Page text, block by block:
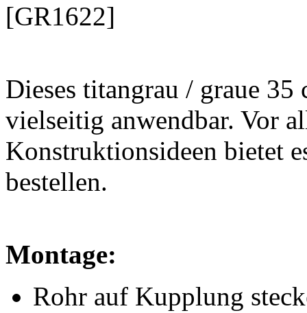
[GR1622]
Dieses titangrau / graue
vielseitig anwendbar. Vor
Konstruktionsideen bietet
bestellen.
Montage:
Rohr auf Kupplung